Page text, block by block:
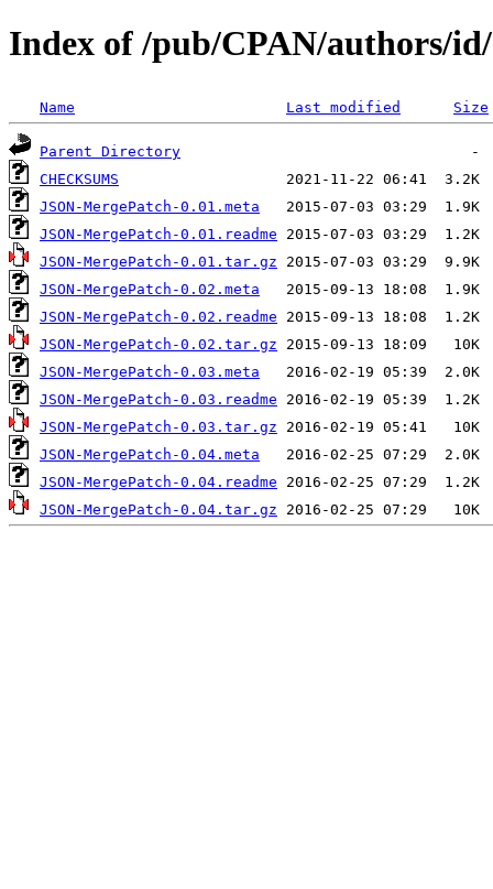
Index of /pub/CPAN/authors/
Name Last modified Size
Parent Directory
CHECKSUMS
JSON-MergePatch-0.01.meta
JSON-MergePatch-0.01.readme
JSON-MergePatch-0.01.tar.gz
JSON-MergePatch-0.02.meta
JSON-MergePatch-0.02.readme
JSON-MergePatch-0.02.tar.gz
JSON-MergePatch-0.03.meta
JSON-MergePatch-0.03.readme
JSON-MergePatch-0.03.tar.gz
JSON-MergePatch-0.04.meta
JSON-MergePatch-0.04.readme
JSON-MergePatch-0.04.tar.gz